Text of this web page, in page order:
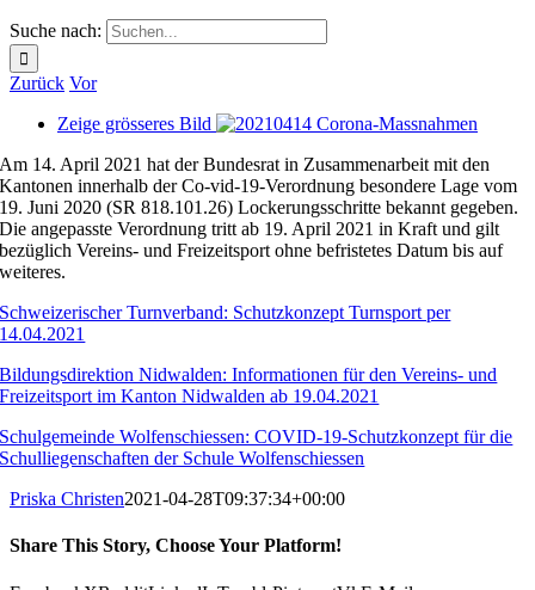
Suche nach:
Zurück Vor
Zeige grösseres Bild
Am 14. April 2021 hat der Bundesrat in Zusammenarbeit mit den
Kantonen innerhalb der Co-vid-19-Verordnung besondere Lage vom
19. Juni 2020 (SR 818.101.26) Lockerungsschritte bekannt gegeben.
Die angepasste Verordnung tritt ab 19. April 2021 in Kraft und gilt
bezüglich Vereins- und Freizeitsport ohne befristetes Datum bis auf
weiteres.
Schweizerischer Turnverband: Schutzkonzept Turnsport per
14.04.2021
Bildungsdirektion Nidwalden: Informationen für den Vereins- und
Freizeitsport im Kanton Nidwalden ab 19.04.2021
Schulgemeinde Wolfenschiessen: COVID-19-Schutzkonzept für die
Schulliegenschaften der Schule Wolfenschiessen
Priska Christen2021-04-28T09:37:34+00:00
Share This Story, Choose Your Platform!